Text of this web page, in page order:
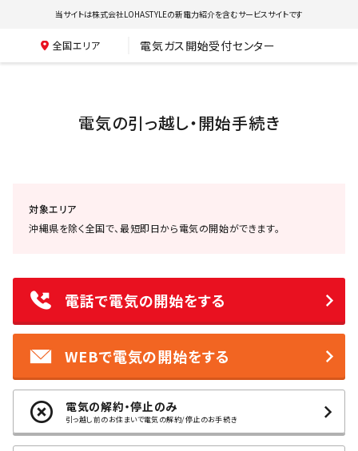
当サイトは株式会社LOHASTYLEの新電力紹介を含むサービスサイトです
全国エリア 電気ガス開始受付センター
電気の引っ越し・開始手続き
対象エリア
沖縄県を除く全国で、最短即日から電気の開始ができます。
電話で電気の開始をする
WEBで電気の開始をする
電気の解約・停止のみ
引っ越し前のお住まいで電気の解約/停止のお手続き